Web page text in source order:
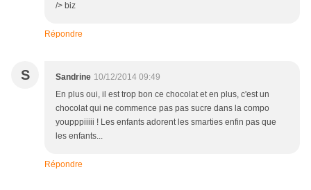
/> biz
Répondre
S Sandrine 10/12/2014 09:49
En plus oui, il est trop bon ce chocolat et en plus, c'est un
chocolat qui ne commence pas pas sucre dans la compo
youpppiiiii ! Les enfants adorent les smarties enfin pas que
les enfants...
Répondre